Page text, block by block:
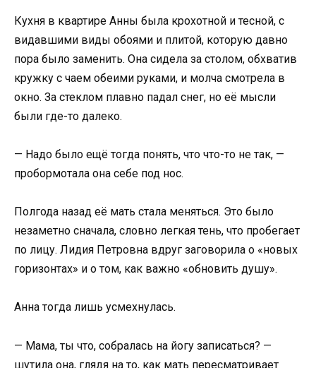
Кухня в квартире Анны была крохотной и тесной, с
видавшими виды обоями и плитой, которую давно
пора было заменить. Она сидела за столом, обхватив
кружку с чаем обеими руками, и молча смотрела в
окно. За стеклом плавно падал снег, но её мысли
были где-то далеко.
— Надо было ещё тогда понять, что что-то не так, —
пробормотала она себе под нос.
Полгода назад её мать стала меняться. Это было
незаметно сначала, словно легкая тень, что пробегает
по лицу. Лидия Петровна вдруг заговорила о «новых
горизонтах» и о том, как важно «обновить душу».
Анна тогда лишь усмехнулась.
— Мама, ты что, собралась на йогу записаться? —
шутила она, глядя на то, как мать пересматривает